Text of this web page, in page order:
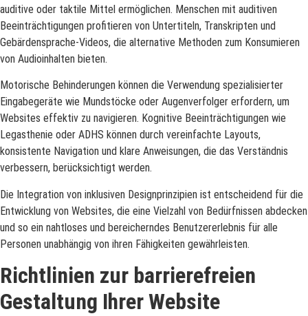
auditive oder taktile Mittel ermöglichen. Menschen mit auditiven
Beeinträchtigungen profitieren von Untertiteln, Transkripten und
Gebärdensprache-Videos, die alternative Methoden zum Konsumieren
von Audioinhalten bieten.
Motorische Behinderungen können die Verwendung spezialisierter
Eingabegeräte wie Mundstöcke oder Augenverfolger erfordern, um
Websites effektiv zu navigieren. Kognitive Beeinträchtigungen wie
Legasthenie oder ADHS können durch vereinfachte Layouts,
konsistente Navigation und klare Anweisungen, die das Verständnis
verbessern, berücksichtigt werden.
Die Integration von inklusiven Designprinzipien ist entscheidend für die
Entwicklung von Websites, die eine Vielzahl von Bedürfnissen abdecken
und so ein nahtloses und bereicherndes Benutzererlebnis für alle
Personen unabhängig von ihren Fähigkeiten gewährleisten.
Richtlinien zur barrierefreien
Gestaltung Ihrer Website